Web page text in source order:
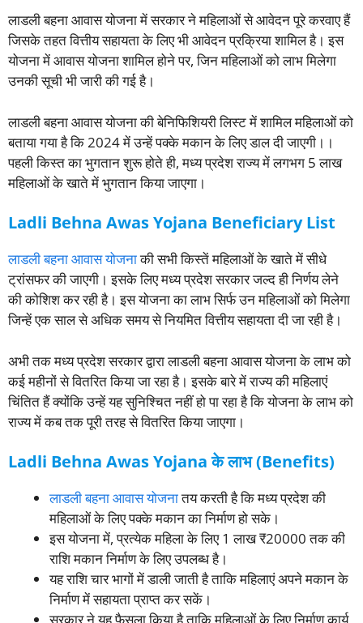
लाडली बहना आवास योजना में सरकार ने महिलाओं से आवेदन पूरे करवाए हैं
जिसके तहत वित्तीय सहायता के लिए भी आवेदन प्रक्रिया शामिल है। इस
योजना में आवास योजना शामिल होने पर, जिन महिलाओं को लाभ मिलेगा
उनकी सूची भी जारी की गई है।
लाडली बहना आवास योजना की बेनिफिशियरी लिस्ट में शामिल महिलाओं को
बताया गया है कि 2024 में उन्हें पक्के मकान के लिए डाल दी जाएगी।।
पहली किस्त का भुगतान शुरू होते ही, मध्य प्रदेश राज्य में लगभग 5 लाख
महिलाओं के खाते में भुगतान किया जाएगा।
Ladli Behna Awas Yojana Beneficiary List
लाडली बहना आवास योजनाकी सभी किस्तें महिलाओं के खाते में सीधे
ट्रांसफर की जाएगी। इसके लिए मध्य प्रदेश सरकार जल्द ही निर्णय लेने
की कोशिश कर रही है। इस योजना का लाभ सिर्फ उन महिलाओं को मिलेगा
जिन्हें एक साल से अधिक समय से नियमित वित्तीय सहायता दी जा रही है।
अभी तक मध्य प्रदेश सरकार द्वारा लाडली बहना आवास योजना के लाभ को
कई महीनों से वितरित किया जा रहा है। इसके बारे में राज्य की महिलाएं
चिंतित हैं क्योंकि उन्हें यह सुनिश्चित नहीं हो पा रहा है कि योजना के लाभ को
राज्य में कब तक पूरी तरह से वितरित किया जाएगा।
Ladli Behna Awas Yojana के लाभ (Benefits)
लाडली बहना आवास योजनातय करती है कि मध्य प्रदेश की
महिलाओं के लिए पक्के मकान का निर्माण हो सके।
इस योजना में, प्रत्येक महिला के लिए 1 लाख ₹20000 तक की
राशि मकान निर्माण के लिए उपलब्ध है।
यह राशि चार भागों में डाली जाती है ताकि महिलाएं अपने मकान के
निर्माण में सहायता प्राप्त कर सकें।